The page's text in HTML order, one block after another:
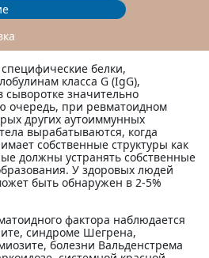
белки,
класса G (IgG),
сыворотке значительно
очередь, при ревматоидном
других аутоиммунных
вырабатываются, когда
собственные структуры как
должны устранять собственные
У здоровых людей
быть обнаружен в 2-5%
фактора наблюдается
синдроме Шегрена,
болезни Вальденстрема